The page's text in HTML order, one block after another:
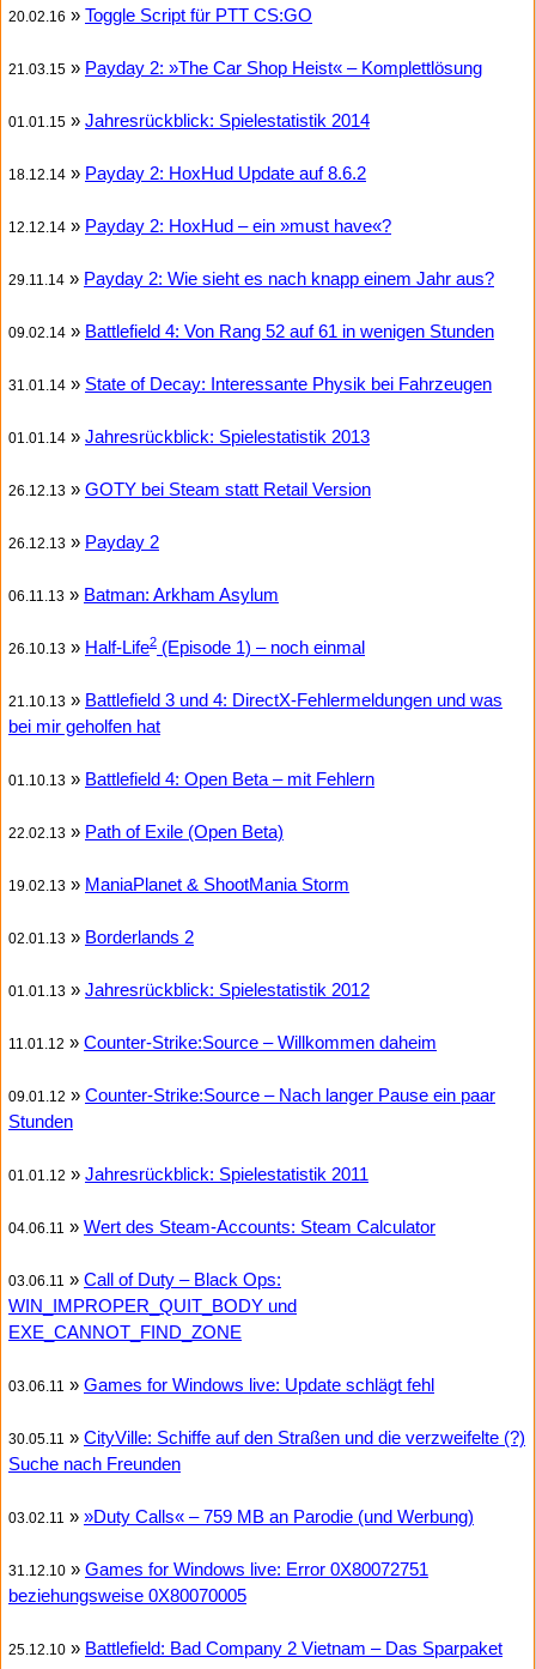
20.02.16 » Toggle Script für PTT CS:GO
21.03.15 » Payday 2: »The Car Shop Heist« – Komplettlösung
01.01.15 » Jahresrückblick: Spielestatistik 2014
18.12.14 » Payday 2: HoxHud Update auf 8.6.2
12.12.14 » Payday 2: HoxHud – ein »must have«?
29.11.14 » Payday 2: Wie sieht es nach knapp einem Jahr aus?
09.02.14 » Battlefield 4: Von Rang 52 auf 61 in wenigen Stunden
31.01.14 » State of Decay: Interessante Physik bei Fahrzeugen
01.01.14 » Jahresrückblick: Spielestatistik 2013
26.12.13 » GOTY bei Steam statt Retail Version
26.12.13 » Payday 2
06.11.13 » Batman: Arkham Asylum
26.10.13 » Half-Life2 (Episode 1) – noch einmal
21.10.13 » Battlefield 3 und 4: DirectX-Fehlermeldungen und was
bei mir geholfen hat
01.10.13 » Battlefield 4: Open Beta – mit Fehlern
22.02.13 » Path of Exile (Open Beta)
19.02.13 » ManiaPlanet & ShootMania Storm
02.01.13 » Borderlands 2
01.01.13 » Jahresrückblick: Spielestatistik 2012
11.01.12 » Counter-Strike:Source – Willkommen daheim
09.01.12 » Counter-Strike:Source – Nach langer Pause ein paar
Stunden
01.01.12 » Jahresrückblick: Spielestatistik 2011
04.06.11 » Wert des Steam-Accounts: Steam Calculator
03.06.11 » Call of Duty – Black Ops:
WIN_IMPROPER_QUIT_BODY und
EXE_CANNOT_FIND_ZONE
03.06.11 » Games for Windows live: Update schlägt fehl
30.05.11 » CityVille: Schiffe auf den Straßen und die verzweifelte (?)
Suche nach Freunden
03.02.11 » »Duty Calls« – 759 MB an Parodie (und Werbung)
31.12.10 » Games for Windows live: Error 0X80072751
beziehungsweise 0X80070005
25.12.10 » Battlefield: Bad Company 2 Vietnam – Das Sparpaket